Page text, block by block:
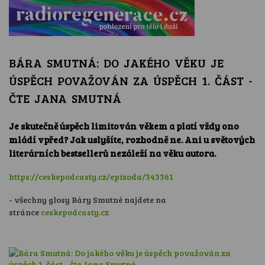
BÁRA SMUTNÁ: DO JAKÉHO VĚKU JE
ÚSPĚCH POVAŽOVÁN ZA ÚSPĚCH 1. ČÁST -
ČTE JANA SMUTNÁ
Je skutečně úspěch limitován věkem a platí vždy ono
mládí vpřed? Jak uslyšíte, rozhodně ne. Ani u světových
literárních bestsellerů nezáleží na věku autora.
https://ceskepodcasty.cz/epizoda/343361
- všechny glosy Báry Smutné najdete na
stránce ceskepodcasty.cz